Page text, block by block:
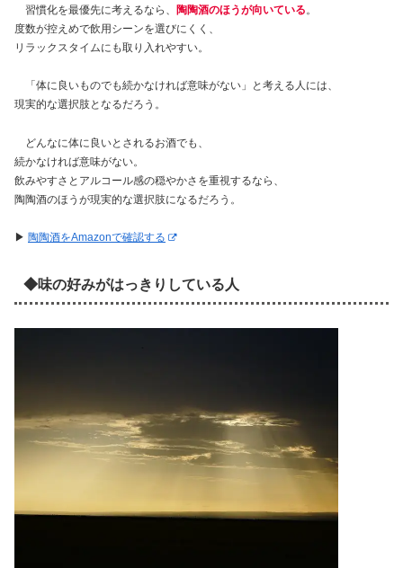
習慣化を最優先に考えるなら、 陶陶酒のほうが向いている 。
度数が控えめで飲用シーンを選びにくく、
リラックスタイムにも取り入れやすい。
「体に良いものでも続かなければ意味がない」と考える人には、
現実的な選択肢となるだろう。
どんなに体に良いとされるお酒でも、
続かなければ意味がない。
飲みやすさとアルコール感の穏やかさを重視するなら、
陶陶酒のほうが現実的な選択肢になるだろう。
▶︎ 陶陶酒をAmazonで確認する
◆味の好みがはっきりしている人